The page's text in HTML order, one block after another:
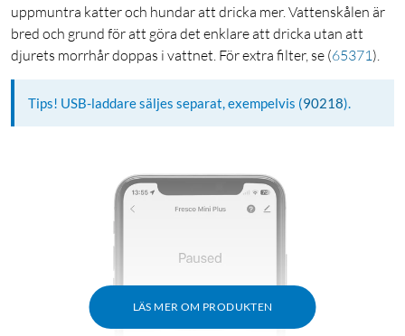
uppmuntra katter och hundar att dricka mer. Vattenskålen är
bred och grund för att göra det enklare att dricka utan att
djurets morrhår doppas i vattnet. För extra filter, se (65371 )
Tips! USB-laddare säljes separat, exempelvis (90218)
LÄS MER OM PRODUKTEN